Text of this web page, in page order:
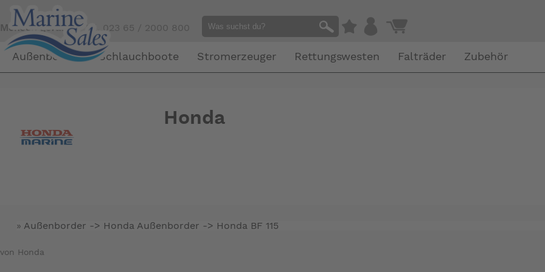
Mensch gefällig?Tel. 023 65 / 2000 800
Außenborder Schlauchboote Stromerzeuger Rettungswesten Falträder Zubehör
Honda
» Außenborder -> Honda Außenborder -> Honda BF 115
von Honda